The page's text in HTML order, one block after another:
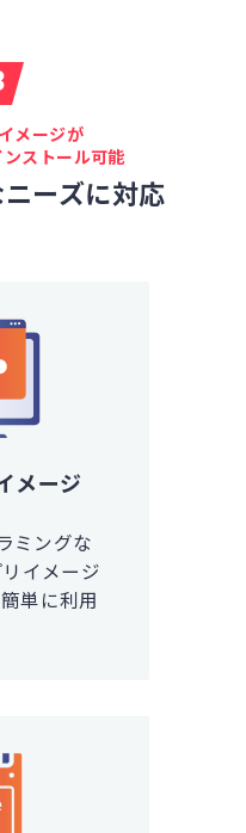
メージが
ストール可能
ーズに対応
メージ
ミングな
イメージ
単に利用